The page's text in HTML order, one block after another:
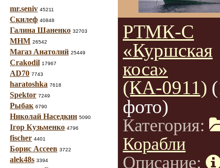
mr.seniv 45211
Скилеф 40848
Галина Шаненко 32703
МНМ 26542
Магаз Анатолий 25449
Crakodil 17967
AD70 7743
haratoshka 7618
Spektor 7249
Рыбак 6790
Николай Наседкин 5090
Ігор Кузьменко 4796
fischer 4401
Борис Ассеев 3722
alek48s 3394
РТМК-С
«Куршская
коса»
(КА-0911)
фото)
Категория:
Корабли
Описание: